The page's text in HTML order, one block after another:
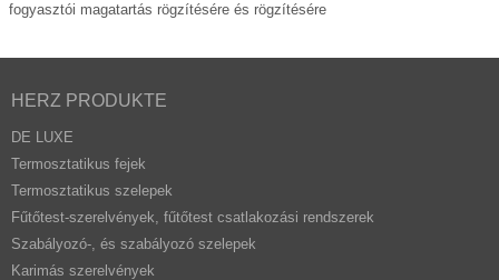
fogyasztói magatartás rögzítésére és rögzítésére
HERZ PRODUKTE
DE LUXE
Termosztatikus fejek
Termosztatikus szelepek
Fűtőtest-szerelvények, fűtőtest csatlakozási rendszerek
Szabályozó-, és szabályozó szelepek
Karimás szerelvények